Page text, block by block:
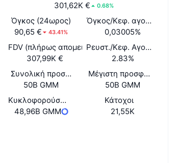
301,62K €
0.68%
Όγκος (24ωρος)
90,65 €
43.41%
Όγκος/Κεφ. αγοράς (24ώ)
0,03005%
FDV (πλήρως απομειωμένη αξία)
307,99K €
Ρευστ./Κεφ. Αγοράς
2.83%
Συνολική προσφορά
50B GMM
Μέγιστη προσφορά
50B GMM
Κυκλοφορούσα Προσφορά
48,96B GMM
Κάτοχοι
21,55K